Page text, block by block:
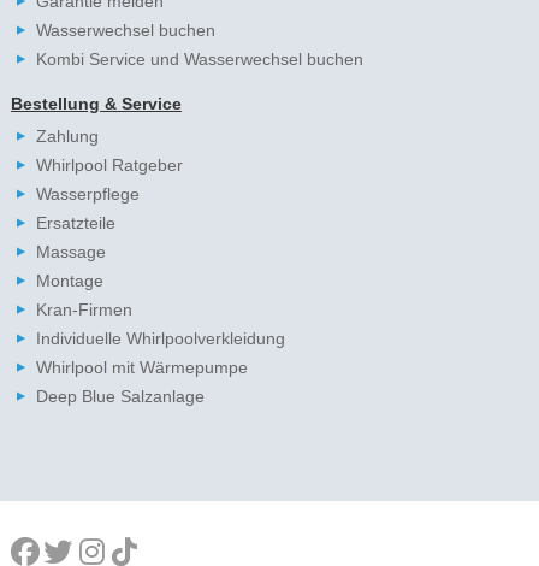
Wasserwechsel buchen
Kombi Service und Wasserwechsel buchen
Bestellung & Service
Zahlung
Whirlpool Ratgeber
Wasserpflege
Ersatzteile
Massage
Montage
Kran-Firmen
Individuelle Whirlpoolverkleidung
Whirlpool mit Wärmepumpe
Deep Blue Salzanlage